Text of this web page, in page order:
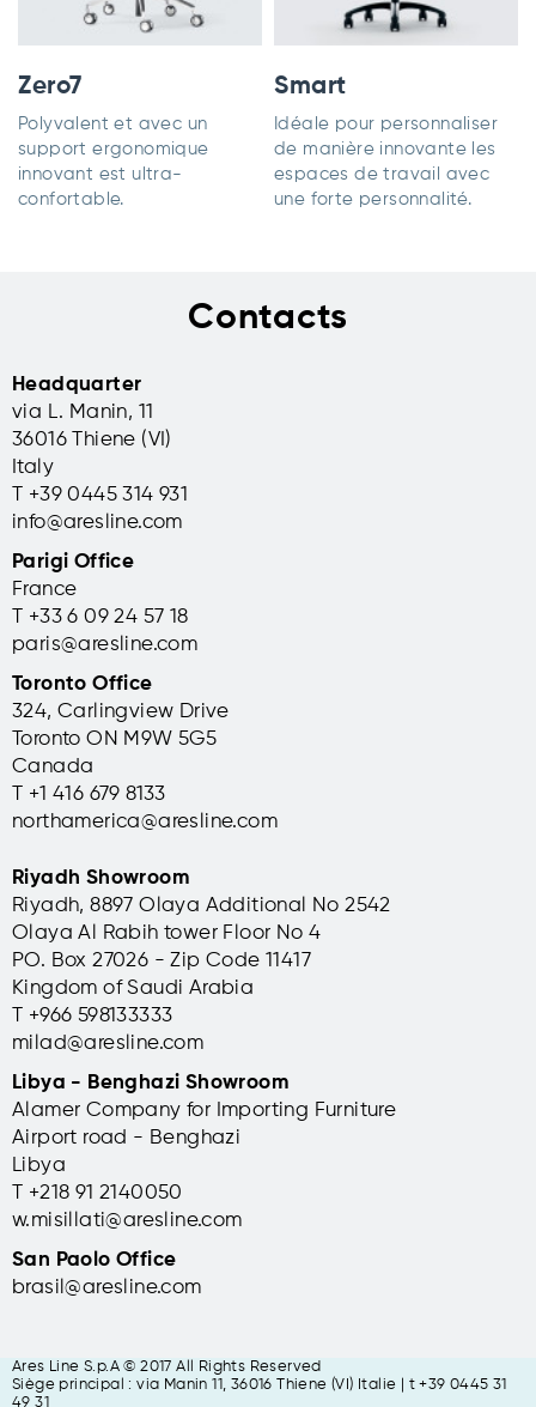
Zero7
Polyvalent et avec un
support ergonomique
innovant est ultra-
confortable.
Smart
Idéale pour personnaliser
de manière innovante les
espaces de travail avec
une forte personnalité.
Contacts
Headquarter
via L. Manin, 11
36016 Thiene (VI)
Italy
T +39 0445 314 931
info@aresline.com
Parigi Office
France
T +33 6 09 24 57 18
paris@aresline.com
Toronto Office
324, Carlingview Drive
Toronto ON M9W 5G5
Canada
T +1 416 679 8133
northamerica@aresline.com
Riyadh Showroom
Riyadh, 8897 Olaya Additional No 2542
Olaya Al Rabih tower Floor No 4
PO. Box 27026 - Zip Code 11417
Kingdom of Saudi Arabia
T +966 598133333
milad@aresline.com
Libya - Benghazi Showroom
Alamer Company for Importing Furniture
Airport road - Benghazi
Libya
T +218 91 2140050
w.misillati@aresline.com
San Paolo Office
brasil@aresline.com
Ares Line S.p.A © 2017 All Rights Reserved
Siège principal : via Manin 11, 36016 Thiene (VI) Italie | t +39 0445 31
49 31